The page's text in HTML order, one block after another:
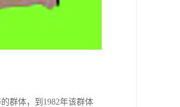
群体，到1982年该群体